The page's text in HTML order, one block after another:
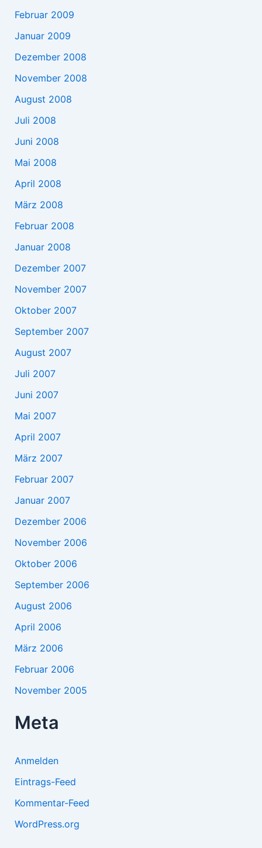
Februar 2009
Januar 2009
Dezember 2008
November 2008
August 2008
Juli 2008
Juni 2008
Mai 2008
April 2008
März 2008
Februar 2008
Januar 2008
Dezember 2007
November 2007
Oktober 2007
September 2007
August 2007
Juli 2007
Juni 2007
Mai 2007
April 2007
März 2007
Februar 2007
Januar 2007
Dezember 2006
November 2006
Oktober 2006
September 2006
August 2006
April 2006
März 2006
Februar 2006
November 2005
Meta
Anmelden
Eintrags-Feed
Kommentar-Feed
WordPress.org